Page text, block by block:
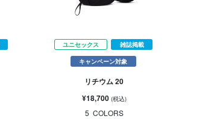
ユニセックス 雑誌掲載
キャンペーン対象
リチウム 20
¥18,700 (税込)
5 COLORS